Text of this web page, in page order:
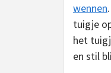
wennen
tuigje
het
en stil